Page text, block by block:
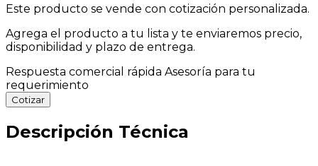
Este producto se vende con cotización personalizada.
Agrega el producto a tu lista y te enviaremos precio,
disponibilidad y plazo de entrega.
Respuesta comercial rápida Asesoría para tu
requerimiento
Cotizar
Descripción Técnica